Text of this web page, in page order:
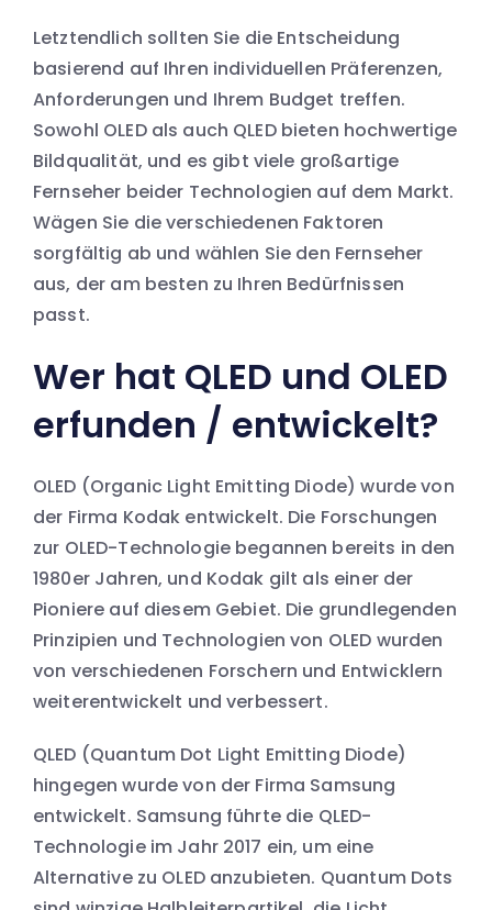
Letztendlich sollten Sie die Entscheidung
basierend auf Ihren individuellen Präferenzen,
Anforderungen und Ihrem Budget treffen.
Sowohl OLED als auch QLED bieten hochwertige
Bildqualität, und es gibt viele großartige
Fernseher beider Technologien auf dem Markt.
Wägen Sie die verschiedenen Faktoren
sorgfältig ab und wählen Sie den Fernseher
aus, der am besten zu Ihren Bedürfnissen
passt.
Wer hat QLED und OLED
erfunden / entwickelt?
OLED (Organic Light Emitting Diode) wurde von
der Firma Kodak entwickelt. Die Forschungen
zur OLED-Technologie begannen bereits in den
1980er Jahren, und Kodak gilt als einer der
Pioniere auf diesem Gebiet. Die grundlegenden
Prinzipien und Technologien von OLED wurden
von verschiedenen Forschern und Entwicklern
weiterentwickelt und verbessert.
QLED (Quantum Dot Light Emitting Diode)
hingegen wurde von der Firma Samsung
entwickelt. Samsung führte die QLED-
Technologie im Jahr 2017 ein, um eine
Alternative zu OLED anzubieten. Quantum Dots